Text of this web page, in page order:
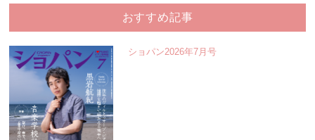
おすすめ記事
ショパン2026年7月号